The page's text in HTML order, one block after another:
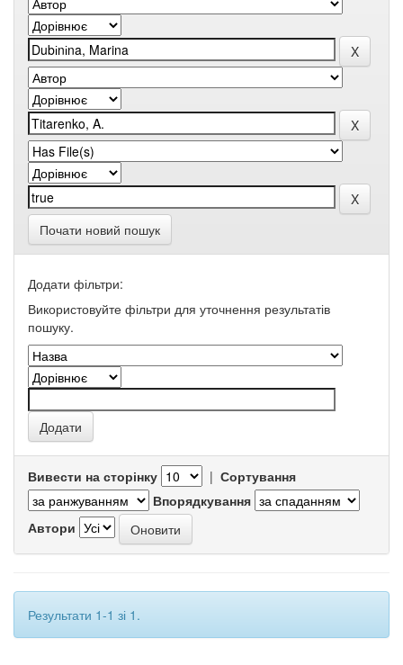
Почати новий пошук
Додати фільтри:
Використовуйте фільтри для уточнення результатів
пошуку.
Вивести на сторінку | Сортування
Впорядкування
Автори
Результати 1-1 зі 1.